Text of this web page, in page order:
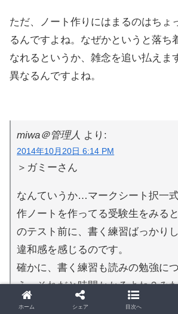
ただ、ノート作りにはまるのはちょ
るんですよね。なぜかというと落ち
なれるというか、雑念を追い払えま
異なるんですよね。
miwa＠管理人 より:
2014年10月20日 6:14 PM
＞ガミーさん
なんていうか…マークシート択一
作ノートを作ってる受験生をみる
のテスト前に、書く練習ばっかり
違和感を感じるのです。
確かに、書く練習も読みの勉強に
え、それだと時間かかるよね？み
ホーム シェア 目次へ